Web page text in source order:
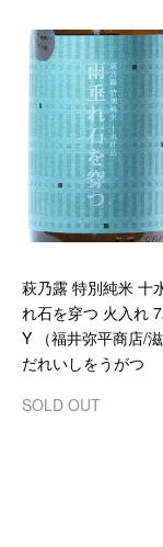
萩乃露 特別純米 十
れ石を穿つ 火入れ
Y （福井弥平商店/
だれいしをうがつ
SOLD OUT